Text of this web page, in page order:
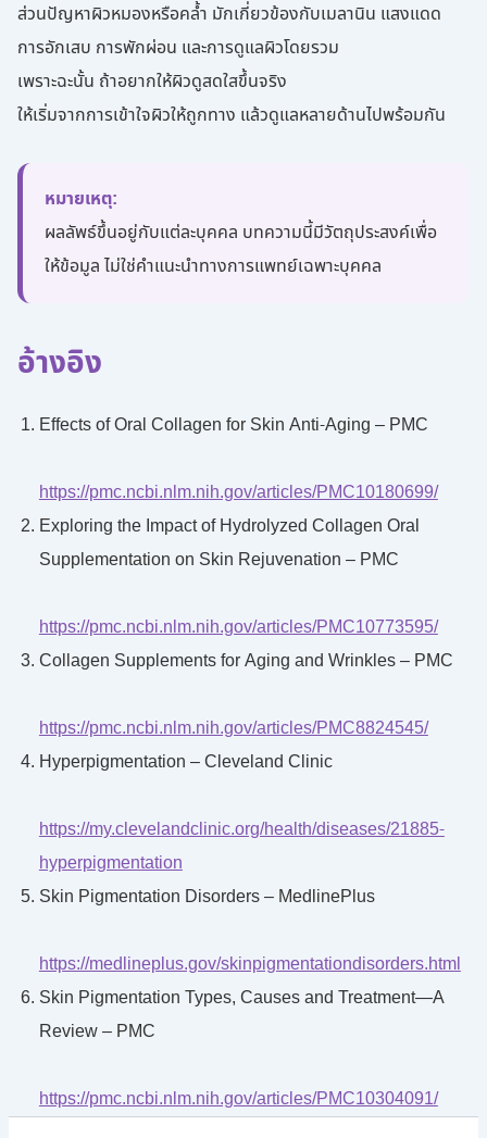
ส่วนปัญหาผิวหมองหรือคล้ำ มักเกี่ยวข้องกับเมลานิน แสงแดด
การอักเสบ การพักผ่อน และการดูแลผิวโดยรวม
เพราะฉะนั้น ถ้าอยากให้ผิวดูสดใสขึ้นจริง
ให้เริ่มจากการเข้าใจผิวให้ถูกทาง แล้วดูแลหลายด้านไปพร้อมกัน
หมายเหตุ:
ผลลัพธ์ขึ้นอยู่กับแต่ละบุคคล บทความนี้มีวัตถุประสงค์เพื่อ
ให้ข้อมูล ไม่ใช่คำแนะนำทางการแพทย์เฉพาะบุคคล
อ้างอิง
Effects of Oral Collagen for Skin Anti-Aging – PMC
https://pmc.ncbi.nlm.nih.gov/articles/PMC10180699/
Exploring the Impact of Hydrolyzed Collagen Oral
Supplementation on Skin Rejuvenation – PMC
https://pmc.ncbi.nlm.nih.gov/articles/PMC10773595/
Collagen Supplements for Aging and Wrinkles – PMC
https://pmc.ncbi.nlm.nih.gov/articles/PMC8824545/
Hyperpigmentation – Cleveland Clinic
https://my.clevelandclinic.org/health/diseases/21885-
hyperpigmentation
Skin Pigmentation Disorders – MedlinePlus
https://medlineplus.gov/skinpigmentationdisorders.html
Skin Pigmentation Types, Causes and Treatment—A
Review – PMC
https://pmc.ncbi.nlm.nih.gov/articles/PMC10304091/